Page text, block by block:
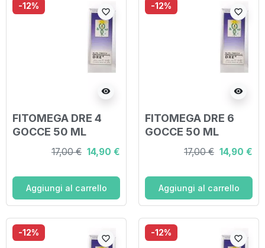
-12%
visibility
favorite_border
FITOMEGA DRE 4
GOCCE 50 ML
17,00 € 14,90 €
Aggiungi al carrello
-12%
visibility
favorite_border
FITOMEGA DRE 6
GOCCE 50 ML
17,00 € 14,90 €
Aggiungi al carrello
-12%
favorite_border
-12%
favorite_border